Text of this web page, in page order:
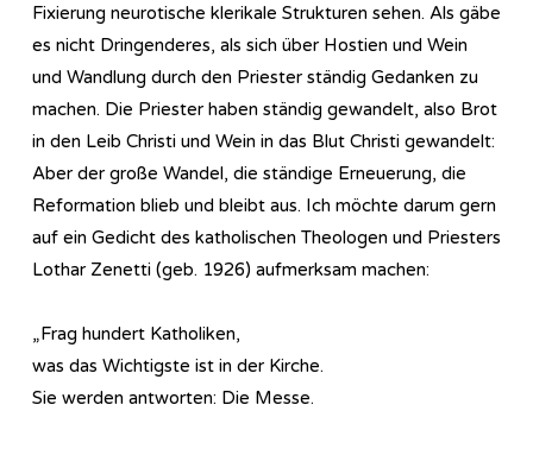
Fixierung neurotische klerikale Strukturen sehen. Als gäbe
es nicht Dringenderes, als sich über Hostien und Wein
und Wandlung durch den Priester ständig Gedanken zu
machen. Die Priester haben ständig gewandelt, also Brot
in den Leib Christi und Wein in das Blut Christi gewandelt:
Aber der große Wandel, die ständige Erneuerung, die
Reformation blieb und bleibt aus. Ich möchte darum gern
auf ein Gedicht des katholischen Theologen und Priesters
Lothar Zenetti (geb. 1926) aufmerksam machen:
„Frag hundert Katholiken,
was das Wichtigste ist in der Kirche.
Sie werden antworten: Die Messe.